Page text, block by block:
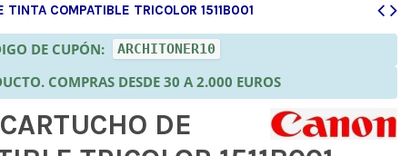
COMPATIBLE TRICOLOR 1511B001
DE CUPÓN: ARCHITONER10
COMPRAS DESDE 30 A 2.000 EUROS
DE